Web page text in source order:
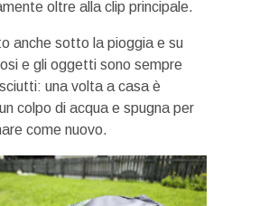
oltre alla clip principale.
anche sotto la pioggia e su
e gli oggetti sono sempre
una volta a casa è
colpo di acqua e spugna per
come nuovo.